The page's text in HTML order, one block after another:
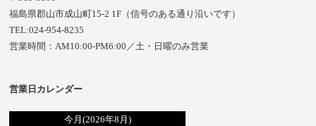
福島県郡山市成山町15-2 1F（信号のある通り沿いです）
TEL:024-954-8235
営業時間：AM10:00-PM6:00／土・日曜のみ営業
営業日カレンダー
今月(2026年8月)